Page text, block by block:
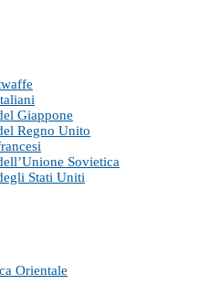
Giappone
Regno Unito
Sovietica
Stati Uniti
Orientale